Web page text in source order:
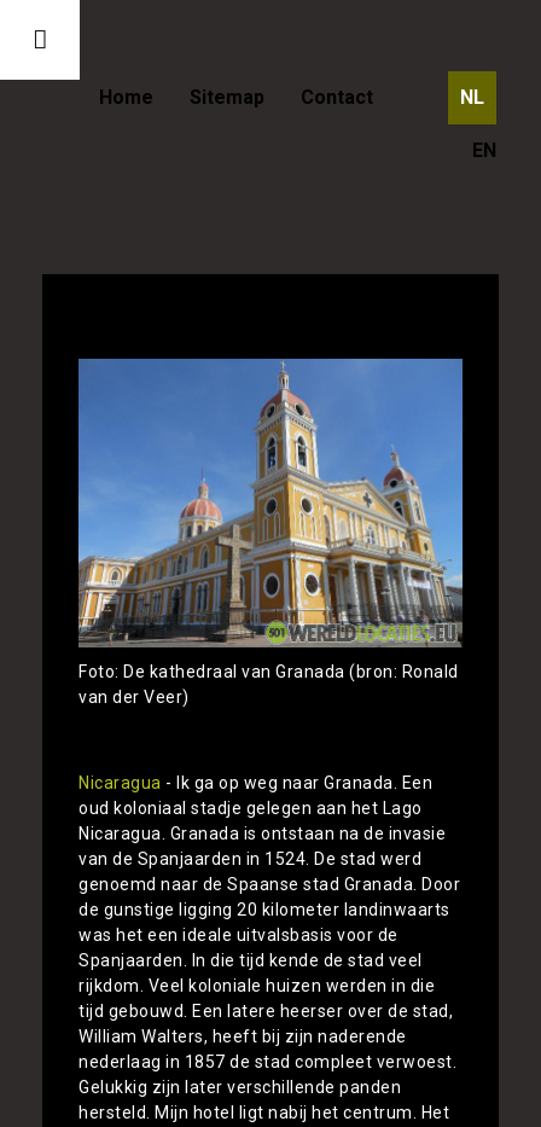
Home Sitemap Contact NL
EN
Foto: De kathedraal van Granada (bron: Ronald
van der Veer)
Nicaragua - Ik ga op weg naar Granada. Een
oud koloniaal stadje gelegen aan het Lago
Nicaragua. Granada is ontstaan na de invasie
van de Spanjaarden in 1524. De stad werd
genoemd naar de Spaanse stad Granada. Door
de gunstige ligging 20 kilometer landinwaarts
was het een ideale uitvalsbasis voor de
Spanjaarden. In die tijd kende de stad veel
rijkdom. Veel koloniale huizen werden in die
tijd gebouwd. Een latere heerser over de stad,
William Walters, heeft bij zijn naderende
nederlaag in 1857 de stad compleet verwoest.
Gelukkig zijn later verschillende panden
hersteld. Mijn hotel ligt nabij het centrum. Het